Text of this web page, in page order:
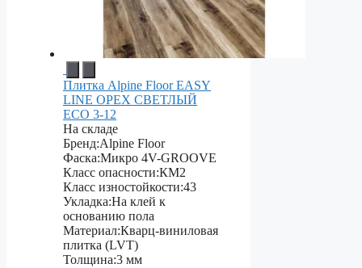
Плитка Alpine Floor EASY
LINE ОРЕХ СВЕТЛЫЙ
ECO 3-12
На складе
Бренд:Alpine Floor
Фаска:Микро 4V-GROOVE
Класс опасности:КМ2
Класс изностойкости:43
Укладка:На клей к
основанию пола
Материал:Кварц-виниловая
плитка (LVT)
Толщина:3 мм